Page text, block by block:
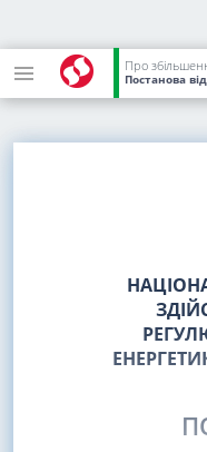
Постанова